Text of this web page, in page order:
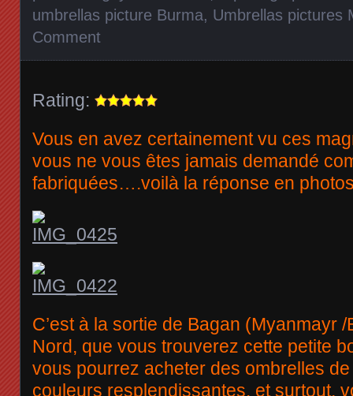
umbrellas picture Burma, Umbrellas pictures
Comment
Rating:
Vous en avez certainement vu ces
vous ne vous êtes jamais demandé
fabriquées….voilà la réponse en
C’est à la sortie de Bagan (Myanmayr
Nord, que vous trouverez cette petite
vous pourrez acheter des ombrelles
couleurs resplendissantes, et surtout,